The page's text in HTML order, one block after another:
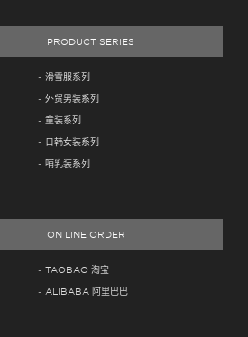
PRODUCT SERIES
滑雪服系列
外贸男装系列
童装系列
日韩女装系列
哺乳装系列
ON LINE ORDER
TAOBAO 淘宝
ALIBABA 阿里巴巴